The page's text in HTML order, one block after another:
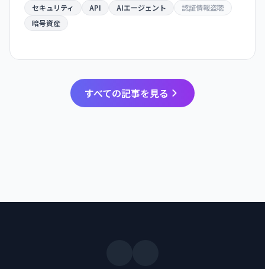
Hugging Face ハッキングは「警告の贈り物」だと
いう。
セキュリティ API AIエージェント
認証情報盗聴
暗号資産
すべての記事を見る